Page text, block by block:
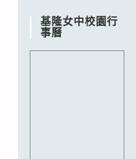
基隆女中校園行
事曆